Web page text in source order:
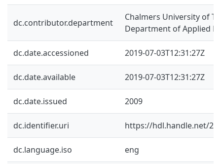
dc.contributor.department
Chalmers University of
Department of Applied
dc.date.accessioned 2019-07-03T12:31:27Z
dc.date.available 2019-07-03T12:31:27Z
dc.date.issued 2009
dc.identifier.uri https://hdl.handle.net/
dc.language.iso eng